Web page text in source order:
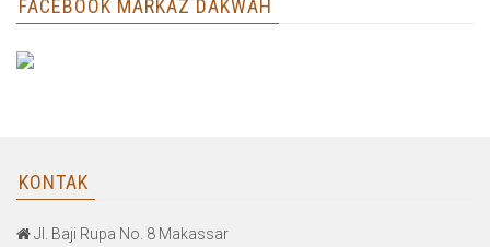
FACEBOOK MARKAZ DAKWAH
KONTAK
Jl. Baji Rupa No. 8 Makassar